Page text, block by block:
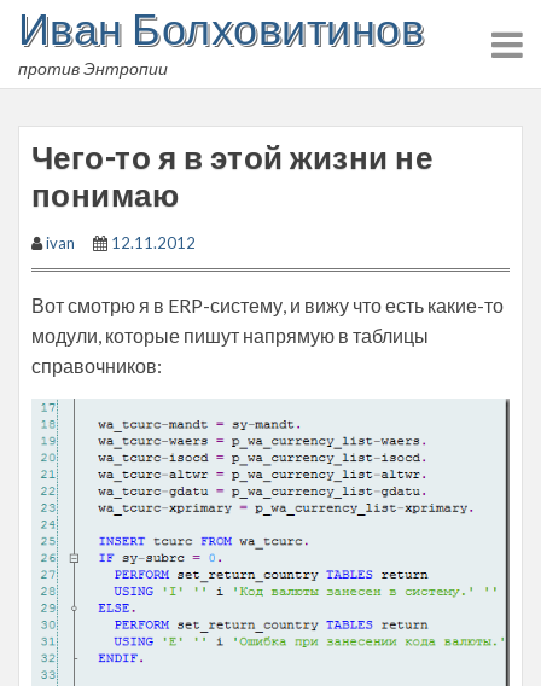
Skip
content
Иван Болховитинов
против Энтропии
Чего-то я в этой жизни не
понимаю
ivan 12.11.2012
Вот смотрю я в ERP-систему, и вижу что есть какие-то
модули, которые пишут напрямую в таблицы
справочников: